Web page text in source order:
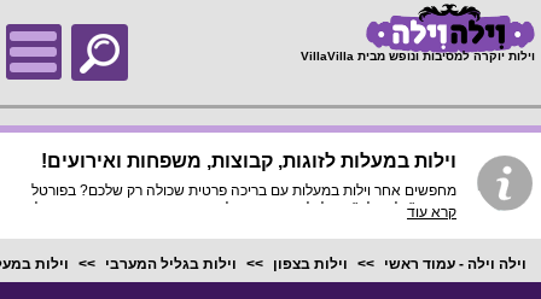
וילות יוקרה למסיבות ונופש מבית VillaVilla
וילות במעלות לזוגות, קבוצות, משפחות ואירועים!
מחפשים אחר וילות במעלות עם בריכה פרטית שכולה רק שלכם? בפורטל
הנופש "וילה וילה" תוכלו למצוא שפע וילות נופש מפוארות ויפות בהן תוכלו
קרא עוד
וילה וילה - עמוד ראשי וילות בצפון וילות בגליל המערבי וילות